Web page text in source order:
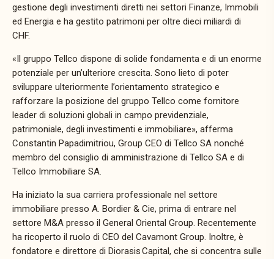
gestione degli investimenti diretti nei settori Finanze, Immobili
ed Energia e ha gestito patrimoni per oltre dieci miliardi di
CHF.
«Il gruppo Tellco dispone di solide fondamenta e di un enorme
potenziale per un’ulteriore crescita. Sono lieto di poter
sviluppare ulteriormente l’orientamento strategico e
rafforzare la posizione del gruppo Tellco come fornitore
leader di soluzioni globali in campo previdenziale,
patrimoniale, degli investimenti e immobiliare», afferma
Constantin Papadimitriou, Group CEO di Tellco SA nonché
membro del consiglio di amministrazione di Tellco SA e di
Tellco Immobiliare SA.
Ha iniziato la sua carriera professionale nel settore
immobiliare presso A. Bordier & Cie, prima di entrare nel
settore M&A presso il General Oriental Group. Recentemente
ha ricoperto il ruolo di CEO del Cavamont Group. Inoltre, è
fondatore e direttore di Diorasis Capital, che si concentra sulle